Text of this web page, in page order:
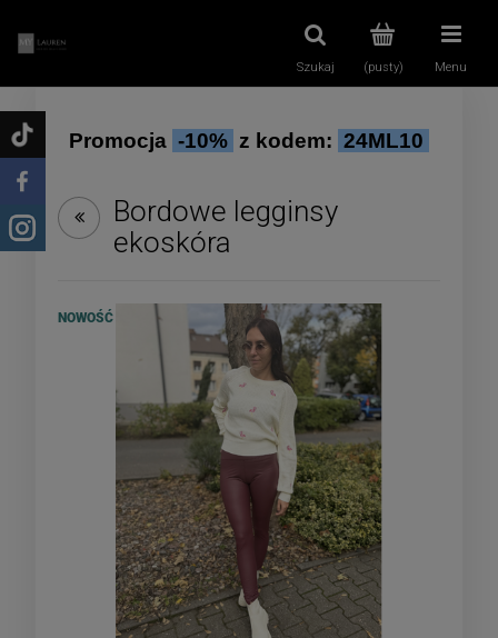
(pusty)
Szukaj Menu
Promocja -10% z kodem: 24ML10
Bordowe legginsy
ekoskóra
NOWOŚĆ